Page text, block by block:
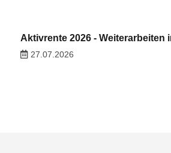
Aktivrente 2026 - Weiterarbeiten
27.07.2026